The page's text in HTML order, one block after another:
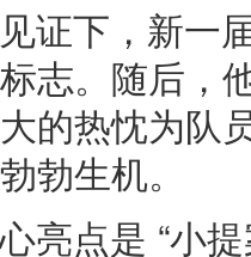
证下，新一
志。随后，
的热忱为队
勃生机。
亮点是 “小